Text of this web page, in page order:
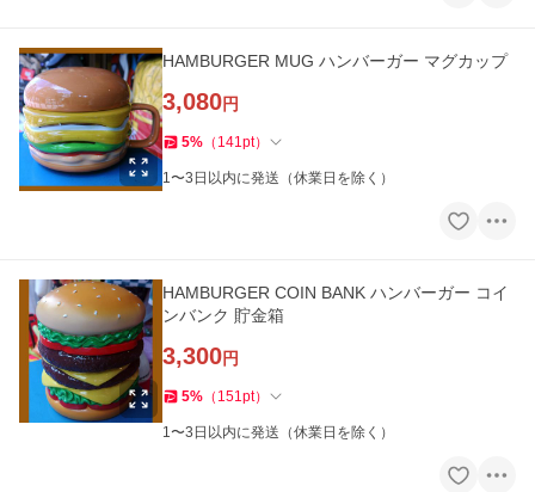
HAMBURGER MUG ハンバーガー マグカップ
3,080円
5% （ 141pt）
1〜3日以内に発送（休業日を除く）
HAMBURGER COIN BANK ハンバーガー コイ
ンバンク 貯金箱
3,300円
5% （ 151pt）
1〜3日以内に発送（休業日を除く）